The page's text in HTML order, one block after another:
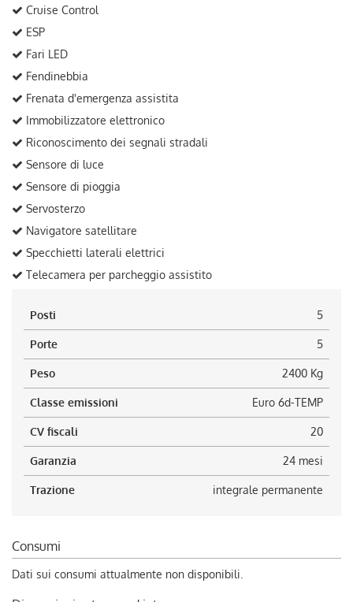
Cruise Control
ESP
Fari LED
Fendinebbia
Frenata d'emergenza assistita
Immobilizzatore elettronico
Riconoscimento dei segnali stradali
Sensore di luce
Sensore di pioggia
Servosterzo
Navigatore satellitare
Specchietti laterali elettrici
Telecamera per parcheggio assistito
Posti 5
Porte 5
Peso 2400 Kg
Classe emissioni Euro 6d-TEMP
CV fiscali 20
Garanzia 24 mesi
Trazione integrale permanente
Consumi
Dati sui consumi attualmente non disponibili.